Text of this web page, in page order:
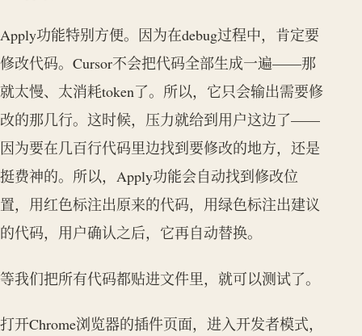
Apply功能特别方便。因为在debug过程中，肯定要
修改代码。Cursor不会把代码全部生成一遍——那
就太慢、太消耗token了。所以，它只会输出需要修
改的那几行。这时候，压力就给到用户这边了——
因为要在几百行代码里边找到要修改的地方，还是
挺费神的。所以，Apply功能会自动找到修改位
置，用红色标注出原来的代码，用绿色标注出建议
的代码，用户确认之后，它再自动替换。
等我们把所有代码都贴进文件里，就可以测试了。
打开Chrome浏览器的插件页面，进入开发者模式，